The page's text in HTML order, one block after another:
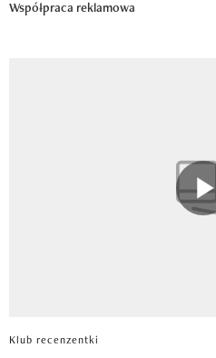
Współpraca reklamowa
Klub recenzentki